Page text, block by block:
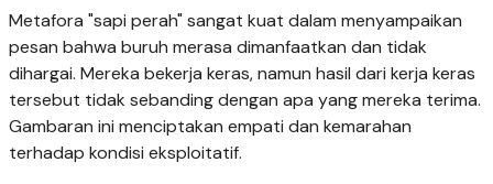
Metafora "sapi perah" sangat kuat dalam menyampaikan
pesan bahwa buruh merasa dimanfaatkan dan tidak
dihargai. Mereka bekerja keras, namun hasil dari kerja keras
tersebut tidak sebanding dengan apa yang mereka terima.
Gambaran ini menciptakan empati dan kemarahan
terhadap kondisi eksploitatif.